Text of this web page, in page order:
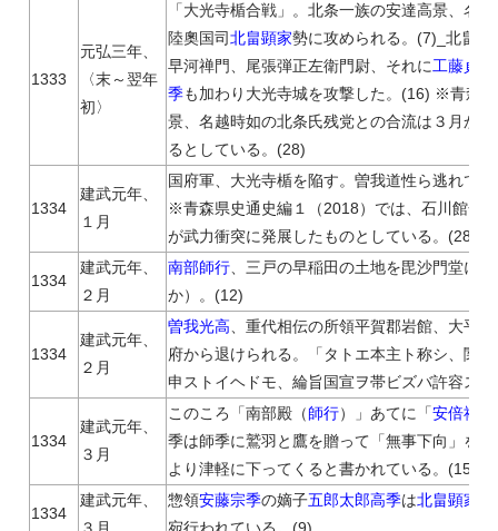
1333
元弘三年、
〈末～翌年
初〉
「大光寺楯合戦」。北条一族の安達高景、名
陸奧国司北畠顕家勢に攻められる。(7)_北畠顕
早河禅門、尾張弾正左衛門尉、それに工藤貞行
季も加わり大光寺城を攻撃した。(16) ※青森
景、名越時如の北条氏残党との合流は３月か
るとしている。(28)
1334
建武元年、
１月
国府軍、大光寺楯を陥す。曽我道性ら逃れて
※青森県史通史編１（2018）では、石川館合
が武力衝突に発展したものとしている。(28)
1334
建武元年、
２月
南部師行 、三戸の早稲田の土地を毘沙門堂に
か）。(12)
1334
建武元年、
２月
曽我光高 、重代相伝の所領平賀郡岩館、大平
府から退けられる。「タトエ本主ト称シ、関
申ストイヘドモ、綸旨国宣ヲ帯ビズバ許容ス
1334
建武元年、
３月
このころ「南部殿（師行）」あてに「安倍祐季
季は師季に鷲羽と鷹を贈って「無事下向」を
より津軽に下ってくると書かれている。(15)
1334
建武元年、
惣領安藤宗季の嫡子五郎太郎高季は北畠顕家